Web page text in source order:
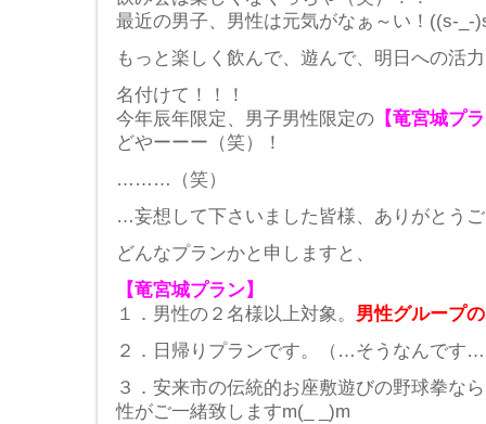
最近の男子、男性は元気がなぁ～い！((s-_-
もっと楽しく飲んで、遊んで、明日への活
名付けて！！！
今年辰年限定、男子男性限定の 【竜宮城プ
どやーーー（笑）！
………（笑）
…妄想して下さいました皆様、ありがとう
どんなプランかと申しますと、
【竜宮城プラン】
１．男性の２名様以上対象。 男性グループ
２．日帰りプランです。（…そうなんです
３．安来市の伝統的お座敷遊びの野球拳な
性がご一緒致しますm(_ _)m